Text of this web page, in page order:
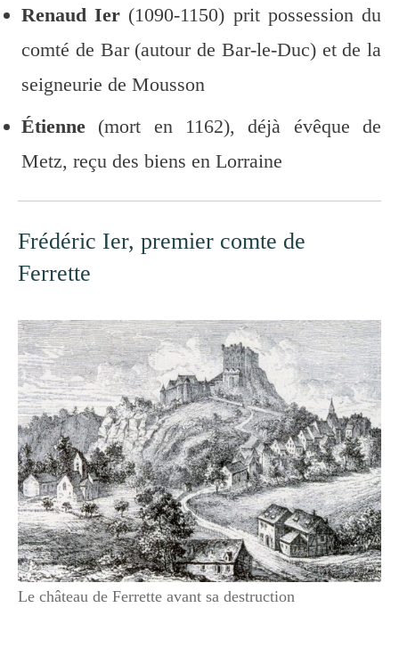
Renaud Ier (1090-1150) prit possession du
comté de Bar (autour de Bar-le-Duc) et de la
seigneurie de Mousson
Étienne (mort en 1162), déjà évêque de
Metz, reçu des biens en Lorraine
Frédéric Ier, premier comte de
Ferrette
Le château de Ferrette avant sa destruction